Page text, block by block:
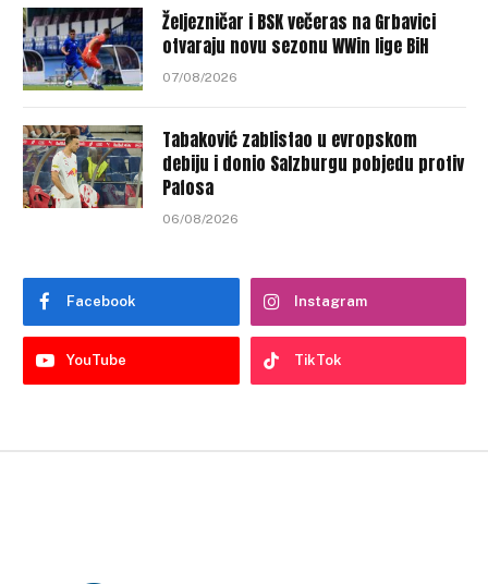
Željezničar i BSK večeras na Grbavici
otvaraju novu sezonu WWin lige BiH
07/08/2026
Tabaković zablistao u evropskom
debiju i donio Salzburgu pobjedu protiv
Pafosa
06/08/2026
Facebook Instagram
YouTube TikTok